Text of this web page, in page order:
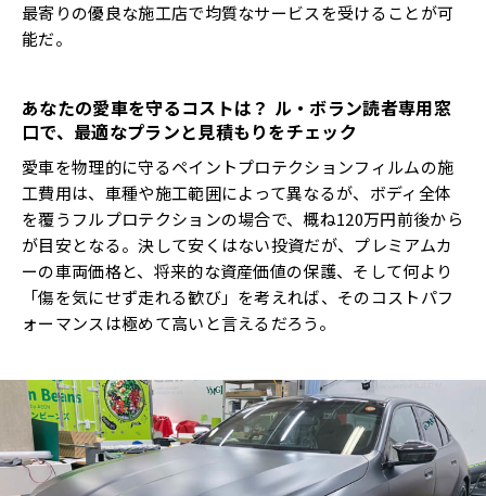
最寄りの優良な施工店で均質なサービスを受けることが可
能だ。
あなたの愛車を守るコストは？ ル・ボラン読者専用窓
口で、最適なプランと見積もりをチェック
愛車を物理的に守るペイントプロテクションフィルムの施
工費用は、車種や施工範囲によって異なるが、ボディ全体
を覆うフルプロテクションの場合で、概ね120万円前後から
が目安となる。決して安くはない投資だが、プレミアムカ
ーの車両価格と、将来的な資産価値の保護、そして何より
「傷を気にせず走れる歓び」を考えれば、そのコストパフ
ォーマンスは極めて高いと言えるだろう。